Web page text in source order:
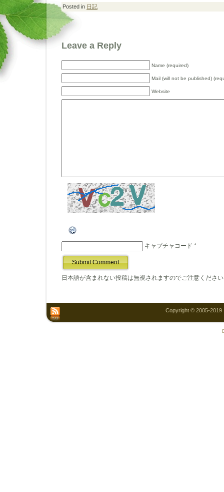
Posted in 日記
Leave a Reply
Name (required)
Mail (will not be published)
Website
キャプチャコード *
日本語が含まれない投稿は無視されますのでご注意くださ
Copyright © 2005-2019